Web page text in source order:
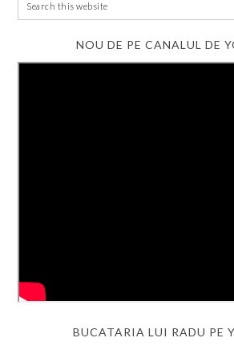
NOU DE PE CANALUL DE
BUCATARIA LUI RADU PE